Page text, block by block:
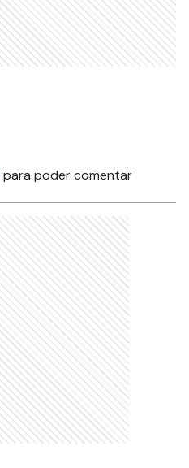
para poder comentar